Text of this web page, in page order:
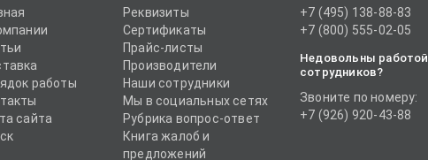
работы
сайта
Реквизиты
Сертификаты
Прайс-листы
Производители
Наши сотрудники
Мы в социальных сетях
Рубрика вопрос-ответ
Книга жалоб и
предложений
+7 (495) 138-88-83
+7 (800) 555-02-05
Недовольны работой
сотрудников?
Звоните по номеру:
+7 (926) 920-43-88